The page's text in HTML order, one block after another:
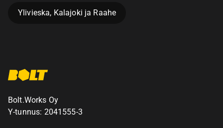
Ylivieska, Kalajoki ja Raahe
Bolt.Works Oy
Y-tunnus: 2041555-3